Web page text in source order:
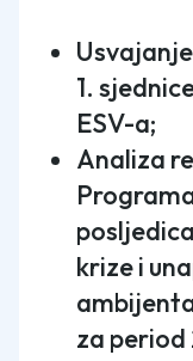
1.
ESV-a;
Analiza
krize i
za